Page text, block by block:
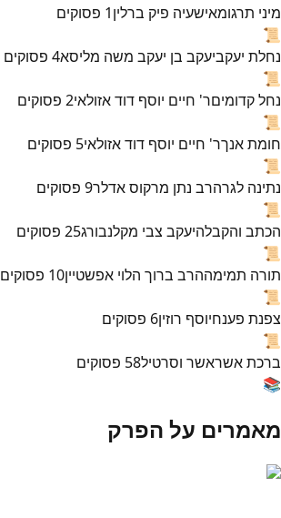
מיני תרגומאישעיה פיק ברלין1 פסוקים
📜
נחלת יעקביעקב בן יעקב משה מליסא4 פסוקים
📜
נחל קדומיםר' חיים יוסף דוד אזולאי2 פסוקים
📜
חומת אנךר' חיים יוסף דוד אזולאי5 פסוקים
📜
נתינה לגרהרב נתן מרקוס אדלר9 פסוקים
📜
הכתב והקבלהיעקב צבי מקלנבורג25 פסוקים
📜
תורה תמימההרב ברוך הלוי אפשטיין10 פסוקים
📜
צפנת פענחיוסף רוזין6 פסוקים
📜
ברכת אשראשר וסרטיל58 פסוקים
📚
מאמרים על הפרק